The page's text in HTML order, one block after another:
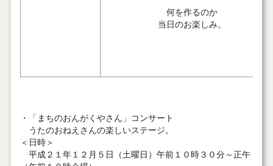
何を作るのか
当日のお楽しみ。
・「まちのおんがくやさん」コンサート
うたのおねえさんの楽しいステージ。
＜日時＞
平成２１年１２月５日（土曜日）午前１０時３０分～正午